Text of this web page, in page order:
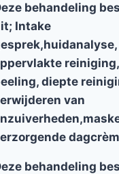
behandeling
Intake
reiniging,
diepte
van
behandeling